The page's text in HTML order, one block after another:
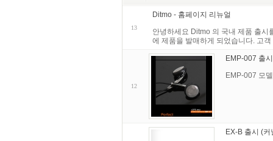
13
Ditmo - 홈페이지 리뉴얼
안녕하세요 Ditmo 의 국내 제품 출시
에 제품을 발매하게 되었습니다. 고
12
EMP-007 출
EMP-007 모
EX-B 출시 (